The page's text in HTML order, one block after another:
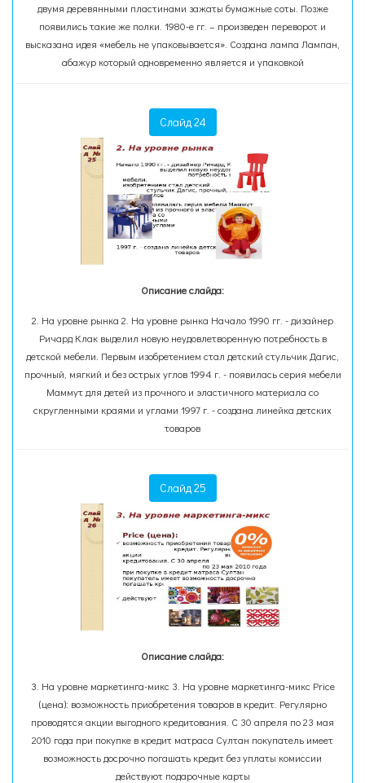
двумя деревянными пластинами зажаты бумажные соты. Позже
появились такие же полки. 1980-е гг. – произведен переворот и
высказана идея «мебель не упаковывается». Создана лампа Лампан,
абажур который одновременно является и упаковкой
Слайд 24
Описание слайда:
2. На уровне рынка 2. На уровне рынка Начало 1990 гг. - дизайнер
Ричард Клак выделил новую неудовлетворенную потребность в
детской мебели. Первым изобретением стал детский стульчик Дагис,
прочный, мягкий и без острых углов 1994 г. - появилась серия мебели
Маммут для детей из прочного и эластичного материала со
скругленными краями и углами 1997 г. - создана линейка детских
товаров
Слайд 25
Описание слайда:
3. На уровне маркетинга-микс 3. На уровне маркетинга-микс Price
(цена): возможность приобретения товаров в кредит. Регулярно
проводятся акции выгодного кредитования. С 30 апреля по 23 мая
2010 года при покупке в кредит матраса Султан покупатель имеет
возможность досрочно погашать кредит без уплаты комиссии
действуют подарочные карты